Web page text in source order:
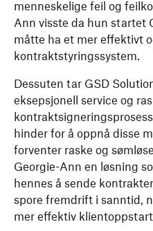
menneskelige feil og
Ann visste da hun startet
måtte ha et mer effektivt
kontraktstyringssystem.
Dessuten tar GSD
eksepsjonell service og
hinder for å oppnå disse
forventer raske og
Georgie-Ann en løsning
hennes å sende
spore fremdrift i sanntid,
mer effektiv